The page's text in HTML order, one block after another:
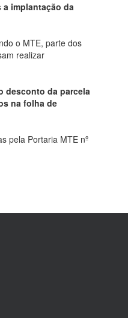
a implantação da
o MTE, parte dos
realizar
desconto da parcela
na folha de
pela Portaria MTE nº